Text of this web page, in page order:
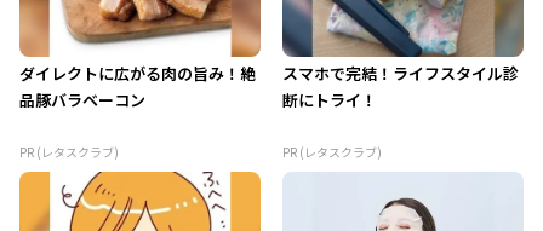
ダイレクトに広がる肉の旨み！絶
品豚バラベーコン
PR (レタスクラブ)
スマホで完結！ライフスタイル診
断にトライ！
PR (レタスクラブ)